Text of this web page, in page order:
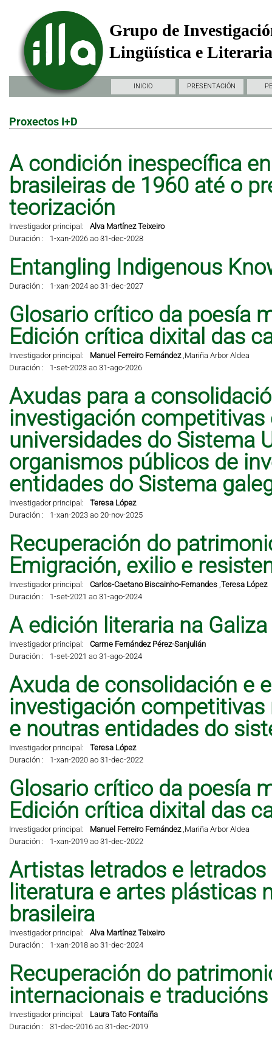
Grupo de
Lingüística e
INICIO PRESENTACIÓN
Proxectos I+D
A condición inespecífica
brasileiras de 1960 até o
teorización
Investigador principal:
Alva Martínez Teixeiro
Duración :
1-xan-2026 ao 31-dec-2028
Entangling Indigenous
Duración : 1-xan-2024 ao 31-dec-2027
Glosario crítico da poesía
Edición crítica dixital das
Investigador principal: Manuel Ferreiro Fernández,Mariña Arbor Aldea
Duración :
1-set-2023 ao 31-ago-2026
Axudas para a
investigación
universidades do Sistema
organismos públicos de
entidades do Sistema
Investigador principal:
Teresa López
Duración :
1-xan-2023 ao 20-nov-2025
Recuperación do
Emigración, exilio e
Investigador principal: Carlos-Caetano Biscainho-Fernandes,Teresa López
Duración :
1-set-2021 ao 31-ago-2024
A edición literaria na
Investigador principal:
Carme Fernández Pérez-Sanjulián
Duración :
1-set-2021 ao 31-ago-2024
Axuda de consolidación e
investigación competitivas
e noutras entidades do
Investigador principal:
Teresa López
Duración :
1-xan-2020 ao 31-dec-2022
Glosario crítico da poesía
Edición crítica dixital das
Investigador principal: Manuel Ferreiro Fernández,Mariña Arbor Aldea
Duración :
1-xan-2019 ao 31-dec-2022
Artistas letrados e
literatura e artes plásticas
brasileira
Investigador principal:
Alva Martínez Teixeiro
Duración :
1-xan-2018 ao 31-dec-2024
Recuperación do
internacionais e traducións
Investigador principal:
Laura Tato Fontaíña
Duración :
31-dec-2016 ao 31-dec-2019